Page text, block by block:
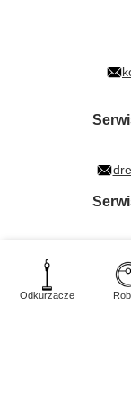
Odkurzacze